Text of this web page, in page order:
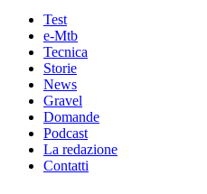
Test
e-Mtb
Tecnica
Storie
News
Gravel
Domande
Podcast
La redazione
Contatti